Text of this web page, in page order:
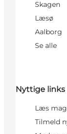
Skagen
Læsø
Aalborg
Se alle
Nyttige links
Læs
Tilmeld